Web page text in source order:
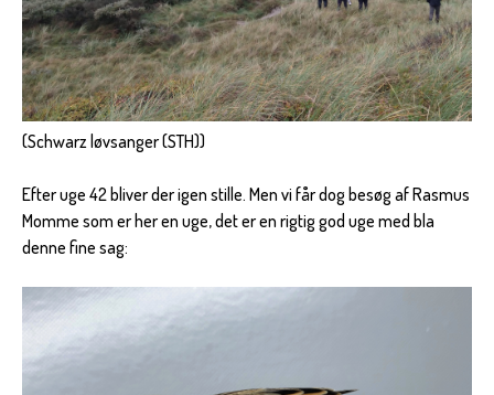
(Schwarz løvsanger (STH))
Efter uge 42 bliver der igen stille. Men vi får dog besøg af Rasmus
Momme som er her en uge, det er en rigtig god uge med bla
denne fine sag: